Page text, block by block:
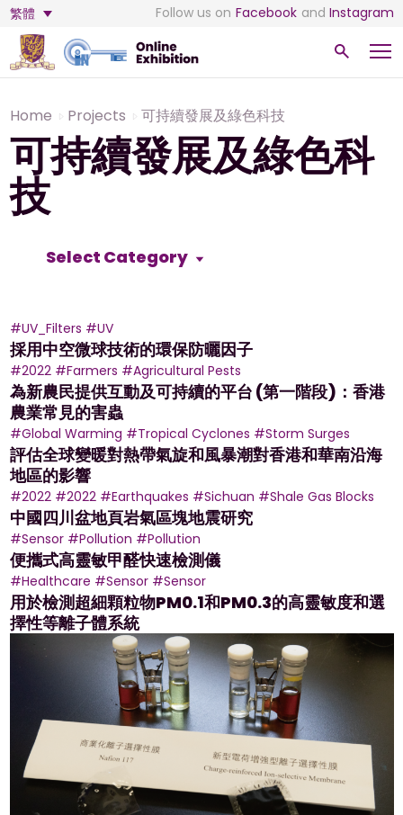
繁體 Follow us on Facebook and Instagram
Home Projects 可持續發展及綠色科技
可持續發展及綠色科
技
Select Category
#UV_Filters #UV
採用中空微球技術的環保防曬因子
#2022 #Farmers #Agricultural Pests
為新農民提供互動及可持續的平台 (第一階段)：香港
農業常見的害蟲
#Global Warming #Tropical Cyclones #Storm Surges
評估全球變暖對熱帶氣旋和風暴潮對香港和華南沿海
地區的影響
#2022 #2022 #Earthquakes #Sichuan #Shale Gas Blocks
中國四川盆地頁岩氣區塊地震研究
#Sensor #Pollution #Pollution
便攜式高靈敏甲醛快速檢測儀
#Healthcare #Sensor #Sensor
用於檢測超細顆粒物PM0.1和PM0.3的高靈敏度和選
擇性等離子體系統